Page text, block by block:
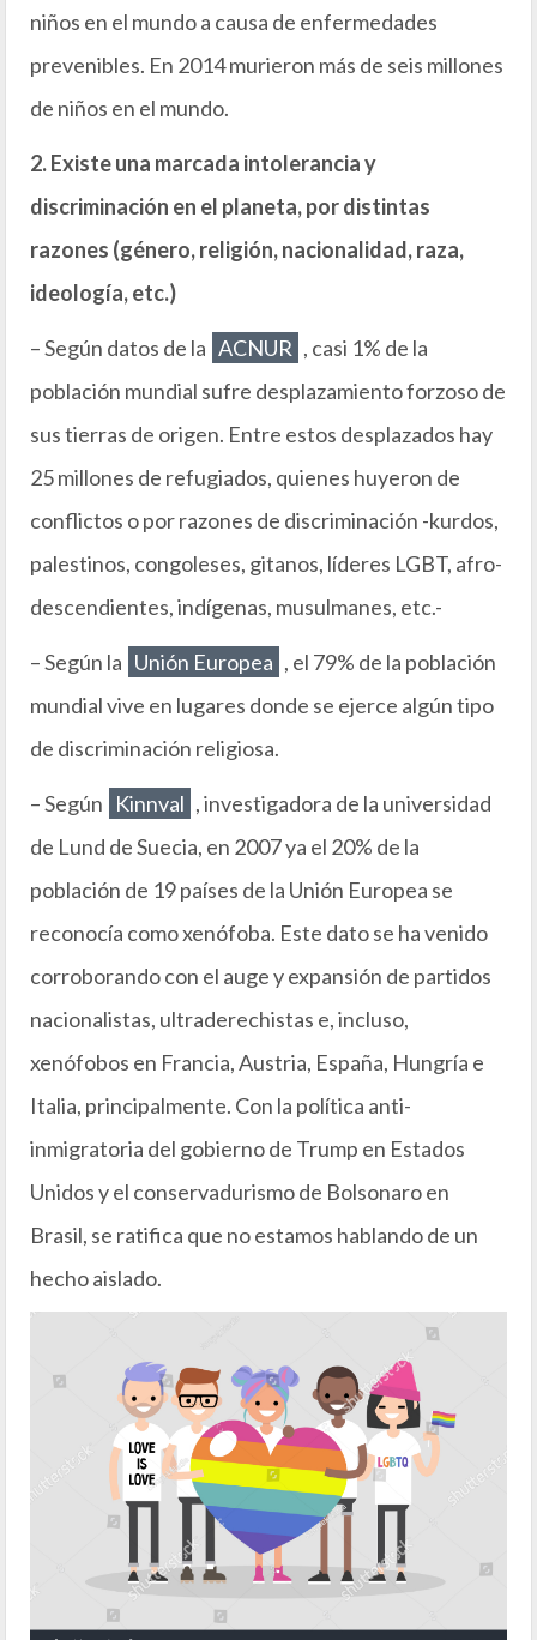
niños en el mundo a causa de enfermedades
prevenibles. En 2014 murieron más de seis millones
de niños en el mundo.
2. Existe una marcada intolerancia y
discriminación en el planeta, por distintas
razones (género, religión, nacionalidad, raza,
ideología, etc.)
– Según datos de la ACNUR , casi 1% de la
población mundial sufre desplazamiento forzoso de
sus tierras de origen. Entre estos desplazados hay
25 millones de refugiados, quienes huyeron de
conflictos o por razones de discriminación -kurdos,
palestinos, congoleses, gitanos, líderes LGBT, afro-
descendientes, indígenas, musulmanes, etc.-
– Según la Unión Europea , el 79% de la población
mundial vive en lugares donde se ejerce algún tipo
de discriminación religiosa.
– Según Kinnval , investigadora de la universidad
de Lund de Suecia, en 2007 ya el 20% de la
población de 19 países de la Unión Europea se
reconocía como xenófoba. Este dato se ha venido
corroborando con el auge y expansión de partidos
nacionalistas, ultraderechistas e, incluso,
xenófobos en Francia, Austria, España, Hungría e
Italia, principalmente. Con la política anti-
inmigratoria del gobierno de Trump en Estados
Unidos y el conservadurismo de Bolsonaro en
Brasil, se ratifica que no estamos hablando de un
hecho aislado.